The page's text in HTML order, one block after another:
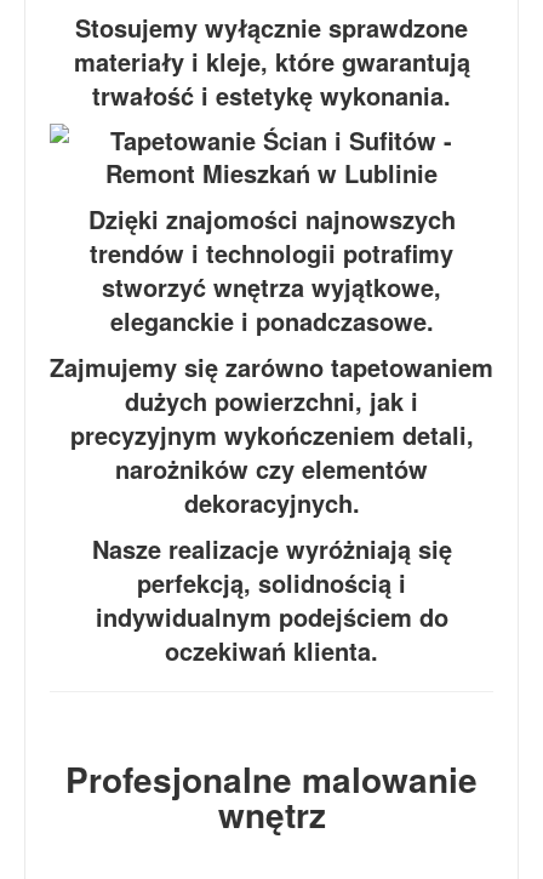
Stosujemy wyłącznie sprawdzone
materiały i kleje, które gwarantują
trwałość i estetykę wykonania.
Dzięki znajomości najnowszych
trendów i technologii potrafimy
stworzyć wnętrza wyjątkowe,
eleganckie i ponadczasowe.
Zajmujemy się zarówno tapetowaniem
dużych powierzchni, jak i
precyzyjnym wykończeniem detali,
narożników czy elementów
dekoracyjnych.
Nasze realizacje wyróżniają się
perfekcją, solidnością i
indywidualnym podejściem do
oczekiwań klienta.
Profesjonalne malowanie
wnętrz